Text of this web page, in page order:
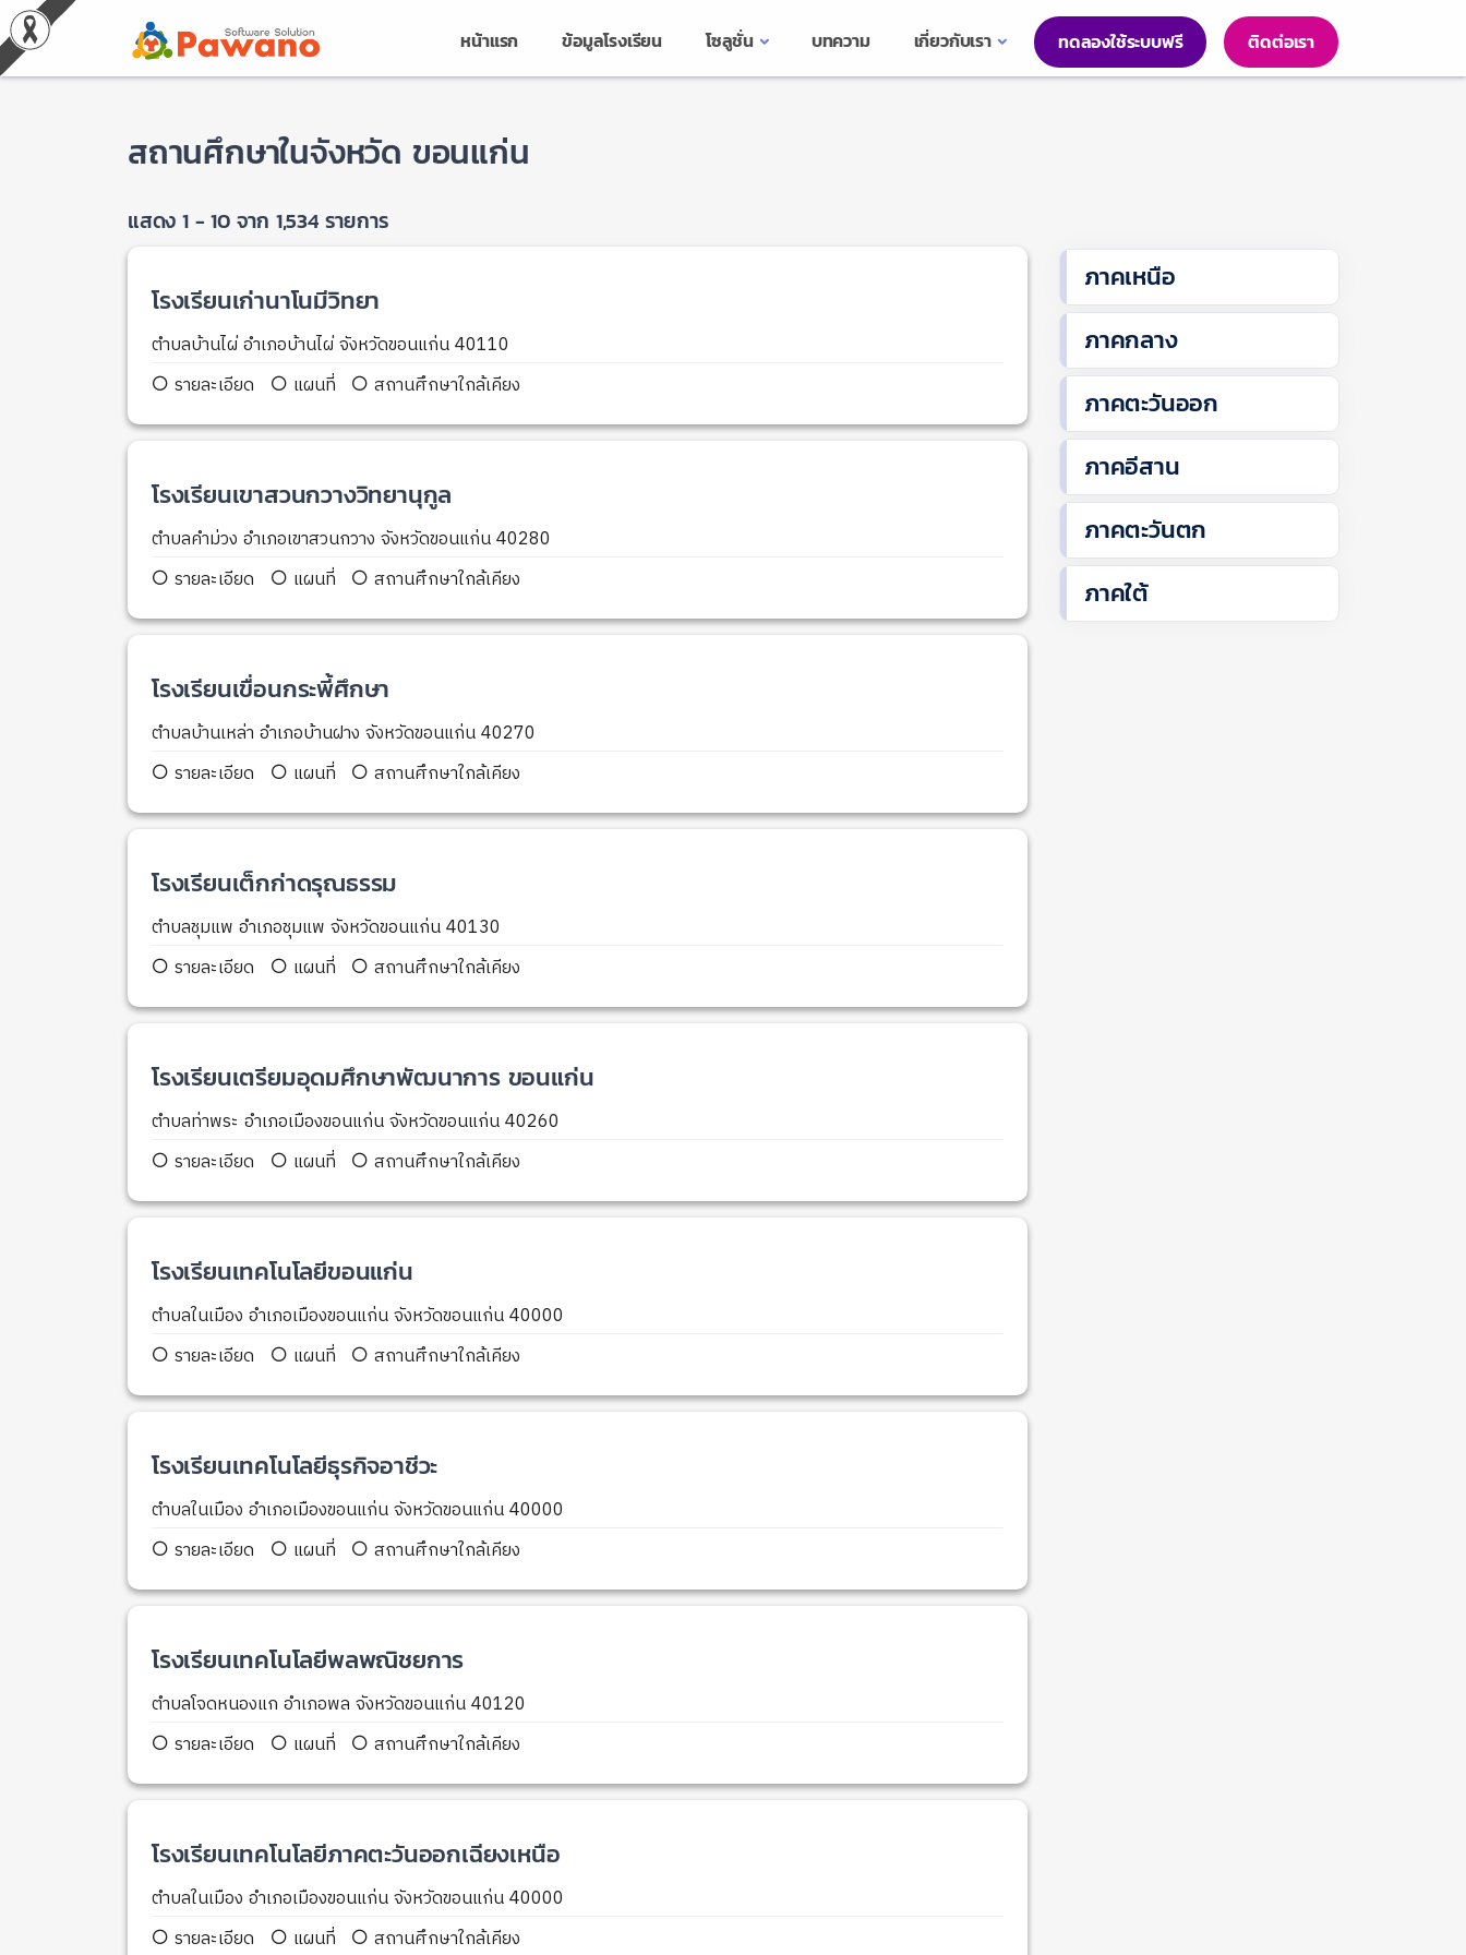
หน้าแรก ข้อมูลโรงเรียน โซลูชั่น บทความ เกี่ยวกับเรา ทดลองใช้ระบบฟรี ติดต่อเรา
สถานศึกษาในจังหวัด ขอนแก่น
แสดง 1 - 10 จาก 1,534 รายการ
โรงเรียนเก่านาโนมีวิทยา
ตำบลบ้านไผ่ อำเภอบ้านไผ่ จังหวัดขอนแก่น 40110
รายละเอียด
แผนที่ สถานศึกษาใกล้เคียง
โรงเรียนเขาสวนกวางวิทยานุกูล
ตำบลคำม่วง อำเภอเขาสวนกวาง จังหวัดขอนแก่น 40280
รายละเอียด
แผนที่ สถานศึกษาใกล้เคียง
โรงเรียนเขื่อนกระพี้ศึกษา
ตำบลบ้านเหล่า อำเภอบ้านฝาง จังหวัดขอนแก่น 40270
รายละเอียด
แผนที่ สถานศึกษาใกล้เคียง
โรงเรียนเต็กก่าดรุณธรรม
ตำบลชุมแพ อำเภอชุมแพ จังหวัดขอนแก่น 40130
รายละเอียด
แผนที่ สถานศึกษาใกล้เคียง
โรงเรียนเตรียมอุดมศึกษาพัฒนาการ ขอนแก่น
ตำบลท่าพระ อำเภอเมืองขอนแก่น จังหวัดขอนแก่น 40260
รายละเอียด
แผนที่ สถานศึกษาใกล้เคียง
โรงเรียนเทคโนโลยีขอนแก่น
ตำบลในเมือง อำเภอเมืองขอนแก่น จังหวัดขอนแก่น 40000
รายละเอียด
แผนที่ สถานศึกษาใกล้เคียง
โรงเรียนเทคโนโลยีธุรกิจอาชีวะ
ตำบลในเมือง อำเภอเมืองขอนแก่น จังหวัดขอนแก่น 40000
รายละเอียด
แผนที่ สถานศึกษาใกล้เคียง
โรงเรียนเทคโนโลยีพลพณิชยการ
ตำบลโจดหนองแก อำเภอพล จังหวัดขอนแก่น 40120
รายละเอียด
แผนที่ สถานศึกษาใกล้เคียง
โรงเรียนเทคโนโลยีภาคตะวันออกเฉียงเหนือ
ตำบลในเมือง อำเภอเมืองขอนแก่น จังหวัดขอนแก่น 40000
รายละเอียด
แผนที่ สถานศึกษาใกล้เคียง
ภาคเหนือ
ภาคกลาง
ภาคตะวันออก
ภาคอีสาน
ภาคตะวันตก
ภาคใต้